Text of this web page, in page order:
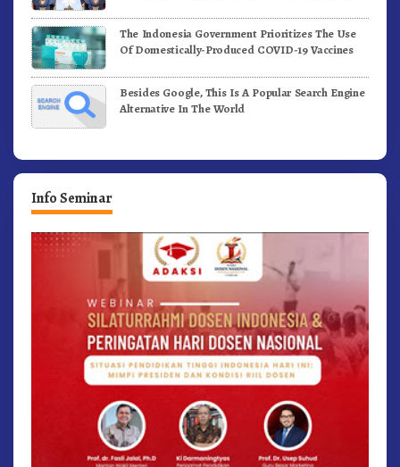
The Indonesia Government Prioritizes The Use
Of Domestically-Produced COVID-19 Vaccines
Besides Google, This Is A Popular Search Engine
Alternative In The World
Info Seminar